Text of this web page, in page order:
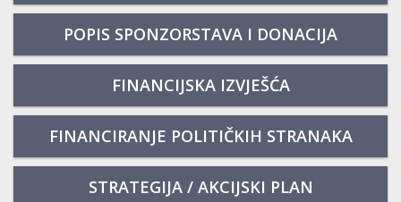
POPIS SPONZORSTAVA I DONACIJA
FINANCIJSKA IZVJEŠĆA
FINANCIRANJE POLITIČKIH STRANAKA
STRATEGIJA / AKCIJSKI PLAN